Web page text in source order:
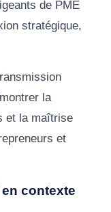
de PME
stratégique,
la
et la maîtrise
et
contexte